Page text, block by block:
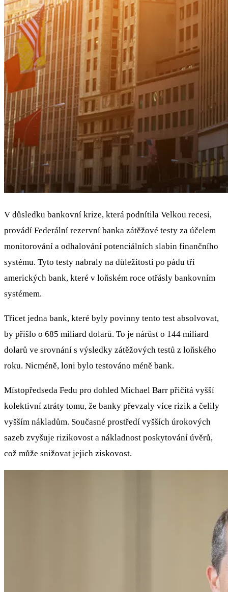
V důsledku bankovní krize, která podnítila Velkou recesi,
provádí Federální rezervní banka zátěžové testy za účelem
monitorování a odhalování potenciálních slabin finančního
systému. Tyto testy nabraly na důležitosti po pádu tří
amerických bank, které v loňském roce otřásly bankovním
systémem.
Třicet jedna bank, které byly povinny tento test absolvovat,
by přišlo o 685 miliard dolarů. To je nárůst o 144 miliard
dolarů ve srovnání s výsledky zátěžových testů z loňského
roku. Nicméně, loni bylo testováno méně bank.
Místopředseda Fedu pro dohled Michael Barr přičítá vyšší
kolektivní ztráty tomu, že banky převzaly více rizik a čelily
vyšším nákladům. Současné prostředí vyšších úrokových
sazeb zvyšuje rizikovost a nákladnost poskytování úvěrů,
což může snižovat jejich ziskovost.